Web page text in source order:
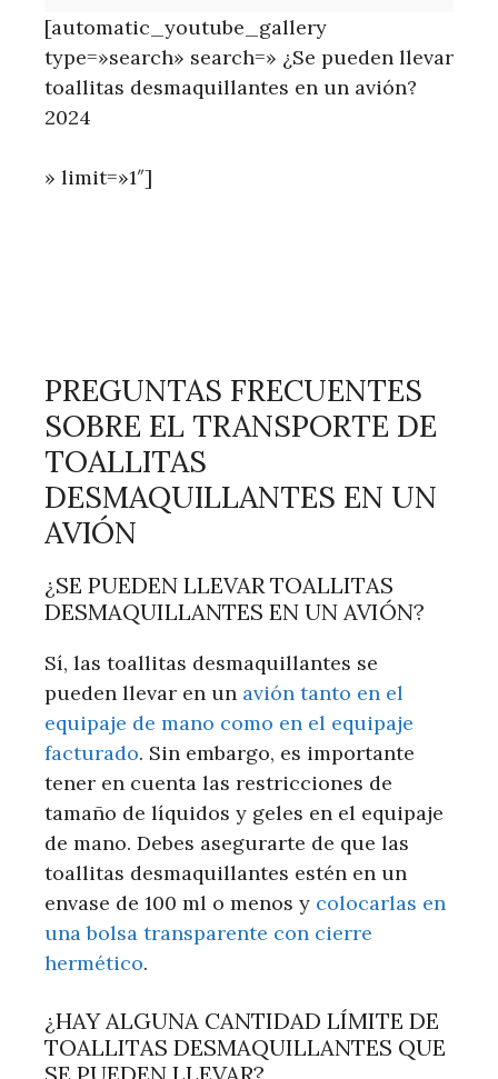
[automatic_youtube_gallery
type=»search» search=» ¿Se pueden llevar
toallitas desmaquillantes en un avión?
2024
» limit=»1″]
PREGUNTAS FRECUENTES
SOBRE EL TRANSPORTE DE
TOALLITAS
DESMAQUILLANTES EN UN
AVIÓN
¿SE PUEDEN LLEVAR TOALLITAS
DESMAQUILLANTES EN UN AVIÓN?
Sí, las toallitas desmaquillantes se
pueden llevar en un avión tanto en el
equipaje de mano como en el equipaje
facturado. Sin embargo, es importante
tener en cuenta las restricciones de
tamaño de líquidos y geles en el equipaje
de mano. Debes asegurarte de que las
toallitas desmaquillantes estén en un
envase de 100 ml o menos y colocarlas en
una bolsa transparente con cierre
hermético.
¿HAY ALGUNA CANTIDAD LÍMITE DE
TOALLITAS DESMAQUILLANTES QUE